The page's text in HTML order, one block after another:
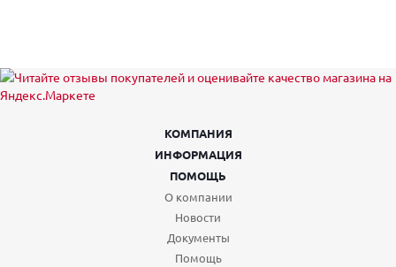
КОМПАНИЯ
ИНФОРМАЦИЯ
ПОМОЩЬ
О компании
Новости
Документы
Помощь